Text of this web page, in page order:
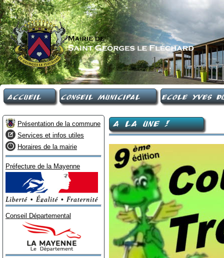
Accueil Conseil Municipal Ecole Yves
Présentation de la commune
Services et infos utiles
Horaires de la mairie
Préfecture de la Mayenne
Conseil Départemental
A LA UNE !